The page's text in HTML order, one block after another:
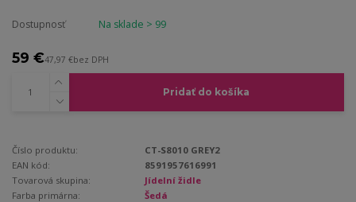
Dostupnosť Na sklade > 99
59 €47,97 €bez DPH
Pridať do košíka
Číslo produktu:
CT-S8010 GREY2
EAN kód:
8591957616991
Tovarová skupina:
Jídelní židle
Farba primárna:
Šedá